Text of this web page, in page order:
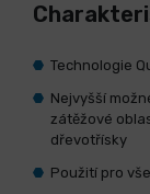
Technologie
Nejvyšší
zátěžové
dřevotřísky
Použití pro